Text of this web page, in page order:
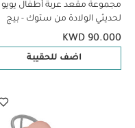
مجموعة مقعد عربة أطفال يويو
لحديثي الولادة من ستوك - بيج
KWD 90.000
اضف للحقيبة